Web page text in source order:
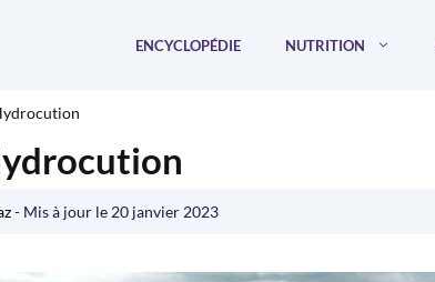
ENCYCLOPÉDIE NUTRITION
- Mis à jour le 20 janvier 2023